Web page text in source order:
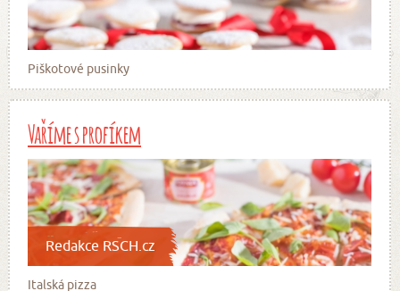
Piškotové pusinky
Vaříme s profíkem
Redakce RSCH.cz
Italská pizza